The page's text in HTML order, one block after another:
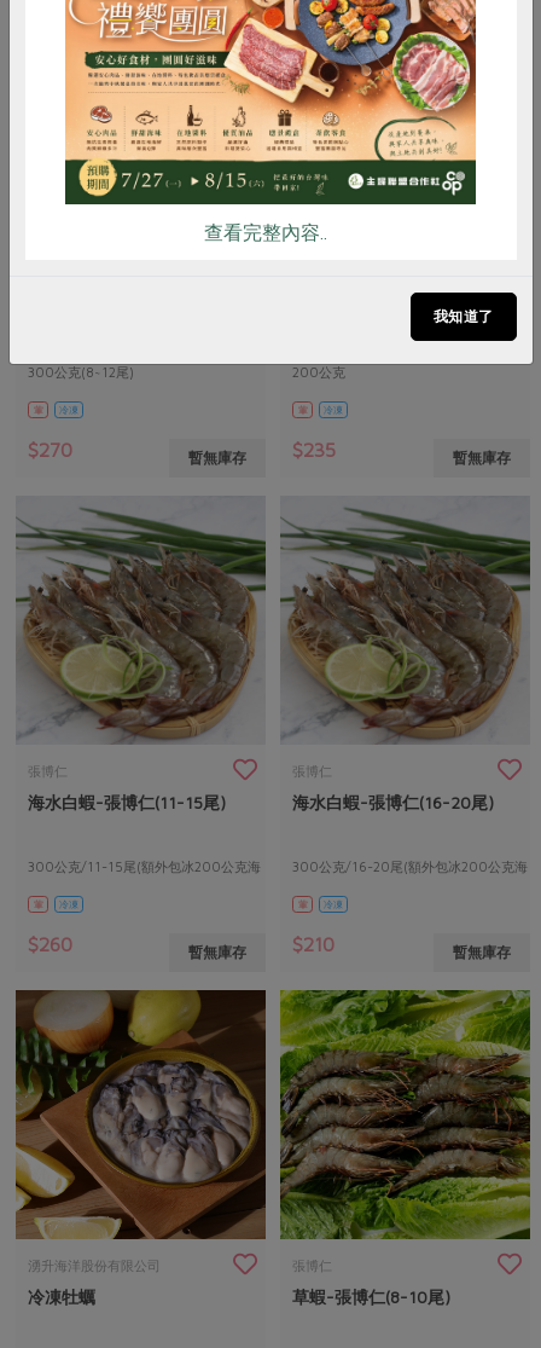
300公克(8~12尾)
葷 冷凍
$270 暫無庫存
澎湖白秋蝦仁-200g(湧升)
200公克
葷 冷凍
$235 暫無庫存
張博仁
海水白蝦-張博仁(11-15尾)
300公克/11-15尾(額外包冰200公克海
水)
葷 冷凍
$260 暫無庫存
張博仁
海水白蝦-張博仁(16-20尾)
300公克/16-20尾(額外包冰200公克海
水)
葷 冷凍
$210 暫無庫存
湧升海洋股份有限公司
冷凍牡蠣
張博仁
草蝦-張博仁(8-10尾)
惜食 RPET 食譜 減硝酸鹽
雞蛋 食安 共同購買
查看完整內容..
我知道了